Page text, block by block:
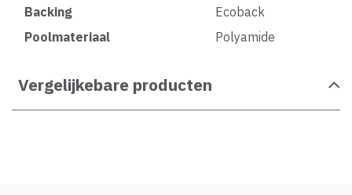
Backing
Ecoback
Poolmateriaal
Polyamide
Vergelijkebare producten